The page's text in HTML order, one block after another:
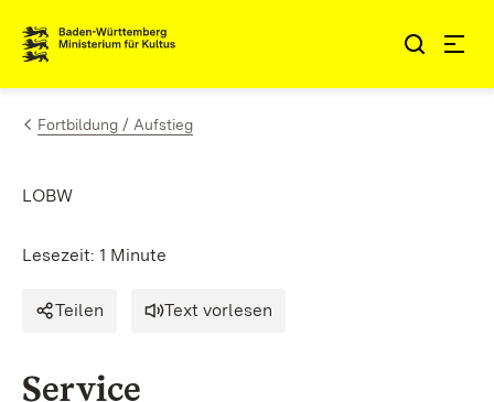
Zum Inhalt springen
Link zur Startseite
Fortbildung / Aufstieg
LOBW
Lesezeit: 1 Minute
Teilen Text vorlesen
Service